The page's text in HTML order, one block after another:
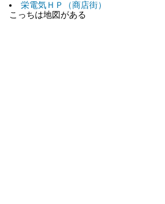
栄電気ＨＰ（商店街）
こっちは地図がある